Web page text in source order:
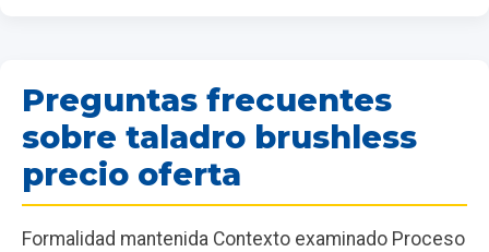
Preguntas frecuentes
sobre taladro brushless
precio oferta
Formalidad mantenida Contexto examinado Proceso